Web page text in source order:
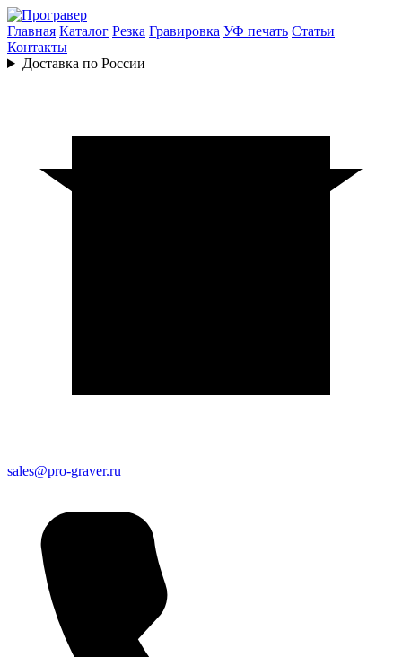
Главная Каталог Резка Гравировка УФ печать Статьи
Контакты
Доставка по России
sales@pro-graver.ru